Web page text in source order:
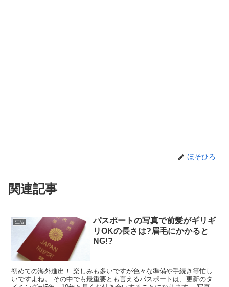
ほそひろ
関連記事
生活
パスポートの写真で前髪がギリギ
リOKの長さは?眉毛にかかると
NG!?
初めての海外進出！ 楽しみも多いですが色々な準備や手続き等忙し
いですよね。 その中でも最重要とも言えるパスポートは、更新のタ